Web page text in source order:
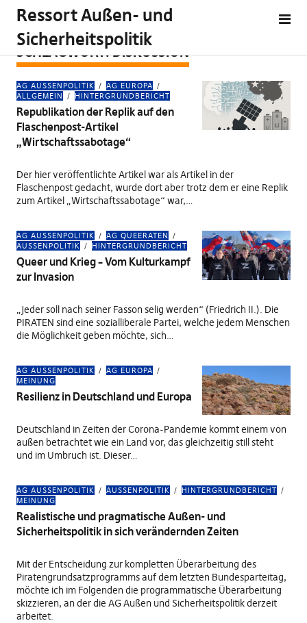
Ressort Außen- und
Sicherheitspolitik
SCHLAGWORT:DISKUSSION
AG AUSSENPOLITIK
AG EUROPA
ALLGEMEIN
HINTERGRUNDBERICHT
Republikation der Replik auf den
Flaschenpost-Artikel
„Wirtschaftssabotage“
Der hier veröffentlichte Artikel war als Artikel in der
Flaschenpost gedacht, wurde dort aber trotz dem er eine Replik
zum Artikel „Wirtschaftssabotage“ war,…
AG AUSSENPOLITIK
AG QUEERATEN
AUSSENPOLITIK
HINTERGRUNDBERICHT
Queer und Krieg – Vom Kulturkampf
zur Invasion
„Jeder soll nach seiner Fasson selig werden“ (Friedrich II.). Die
PIRATEN sind eine sozialliberale Partei, welche jedem Menschen
die Möglichkeit geben möchte, sich…
AG AUSSENPOLITIK
AG EUROPA
MEINUNG
Resilienz in Deutschland und Europa
Deutschland in Zeiten der Corona-Pandemie kommt einem von
außen betrachtet wie ein Land vor, das gleichzeitig still steht
und im Umbruch ist. Dieser…
AG AUSSENPOLITIK AUSSENPOLITIK
HINTERGRUNDBERICHT
MEINUNG
Realistische und pragmatische Außen- und
Sicherheitspolitik in sich verändernden Zeiten
Mit der Entscheidung zur kompletten Überarbeitung des
Piratengrundsatzprogramms auf dem letzten Bundesparteitag,
möchte ich im Folgenden die programmatische Überarbeitung
skizzieren, an der die AG Außen und Sicherheitspolitik derzeit
arbeitet.